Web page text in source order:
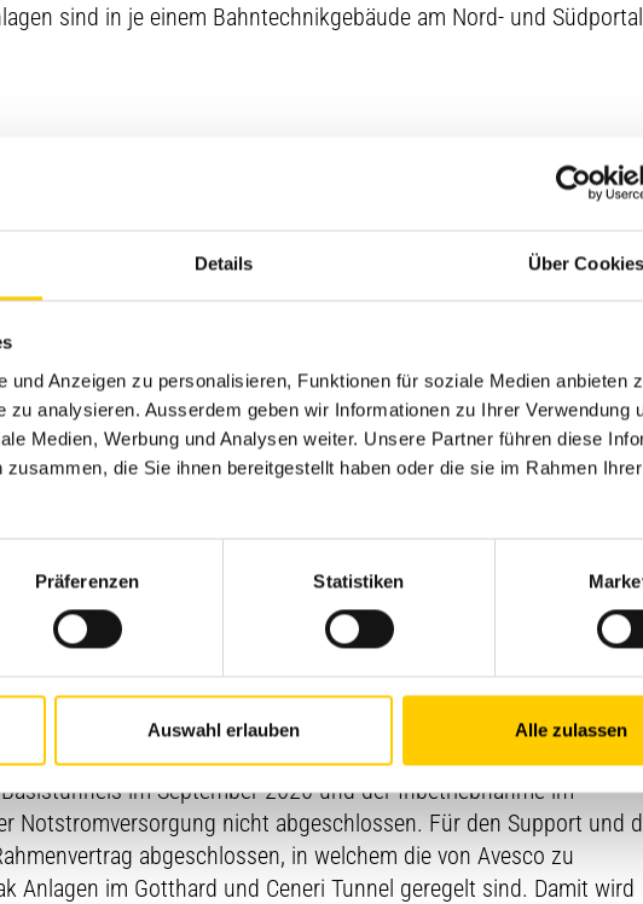
Details Über Cookies
und Anzeigen zu personalisieren, Funktionen für soziale Medien anbieten
zu analysieren. Ausserdem geben wir Informationen zu Ihrer Verwendung
Medien, Werbung und Analysen weiter. Unsere Partner führen diese
die Sie ihnen bereitgestellt haben oder die sie im Rahmen
Präferenzen Statistiken
Auswahl erlauben Alle zulassen
sind in je einem Bahntechnikgebäude am Nord- und Südportal
waren die aussergewöhnlich langen Stromleitungen, vereinzelt
Durch die extrem langen und unbelasteten Leitungen gibt es
der für die Generatoren eine zusätzliche Leistung ergibt. Ebenfalls
der No-Break Anlagen sehr hoch sein, sie liegt bei der 17-
wie sie normalerweise verbaut werden, haben
Dokumentationspflichten im Rahmen der
Elektroschema erstellt werden. Einem Bauwerk dieser
der Auftragsvergabe sehr umfassende
Projekt beim Bau des Gotthard-Basistunnels ein wesentlicher
war.
und italienischer Sprache des Personals der Schweizerischen
mit Praxis- und Theorieteilen. Rund 30 Personen
Anlagen
im September 2020 und der Inbetriebnahme im
Notstromversorgung nicht abgeschlossen. Für den Support und
abgeschlossen, in welchem die von Avesco zu
Anlagen im Gotthard und Ceneri Tunnel geregelt sind. Damit wird